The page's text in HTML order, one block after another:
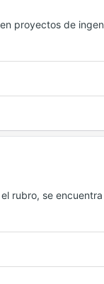
proyectos de
rubro, se